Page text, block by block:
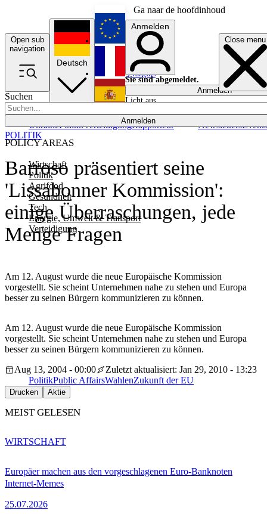
Ga naar de hoofdinhoud
Open sub
navigation
Close menu
Suchen
Anmelden
POLICY AREAS
Wirtschaft
Politik
Agrifood
Gesundheit
Tech
Energie, Umwelt & Transport
Verteidigung
UkrainePolitikVerteidigungRapporteur NewslettersEvents
Deutsch
English
Français
Anmelden
Sie sind abgemeldet.
Anmelden
Licht aus
Barroso präsentiert seine
'Lissabonner Kommission':
einige Überraschungen, jede
Menge Fragen
Am 12. August wurde die neue Europäische Kommission
vorgestellt. Sie scheint Unternehmen nahe zu stehen und Europa
besser zu seinen Bürgern kommunizieren zu können.
POLITIK
Am 12. August wurde die neue Europäische Kommission
vorgestellt. Sie scheint Unternehmen nahe zu stehen und Europa
besser zu seinen Bürgern kommunizieren zu können.
Aug 13, 2004 - 00:00
Zuletzt aktualisiert: Jan 29, 2010 - 13:23
PolitikPublic AffairsWahlenZukunft der EU
Drucken Aktie
MEIST GELESEN
Europäer machen aus den vorgeschlagenen Euro-Banknoten
Internet-Memes
25.07.2026
WIRTSCHAFT